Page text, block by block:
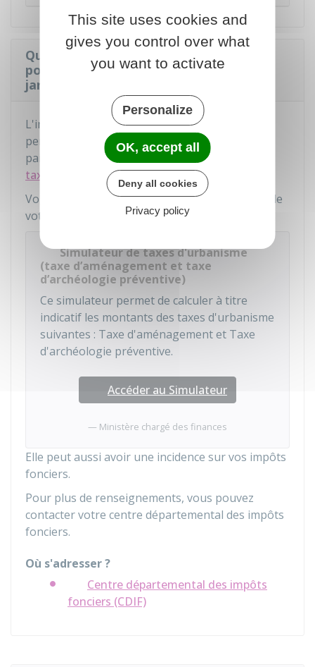
Quels sont les taxes et impôts à payer
pour une annexe permanente dans son
jardin ?
L'installation ou la construction d'une annexe
permanente de plus de 5 m² engendre le
paiement d'unetaxe d'aménagement
taxe d'archéologie préventive.
Vous pouvez faire une simulation du montant de
votre taxe d'aménagement :
Simulateur de taxes d'urbanisme
(taxe d’aménagement et taxe
d’archéologie préventive)
Ce simulateur permet de calculer à titre
indicatif les montants des taxes d'urbanisme
suivantes : Taxe d'aménagement et Taxe
d'archéologie préventive.
Accéder au Simulateur
Ministère chargé des finances
Elle peut aussi avoir une incidence sur vos impôts
fonciers.
Pour plus de renseignements, vous pouvez
contacter votre centre départemental des impôts
fonciers.
Où s'adresser ?
Centre départemental des impôts
fonciers (CDIF)
This site uses cookies and
gives you control over what
you want to activate
Personalize
OK, accept all
Deny all cookies
Privacy policy